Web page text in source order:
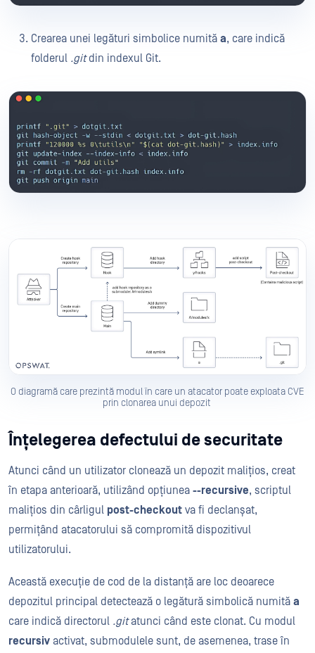
Crearea unei legături simbolice numită a, care indică
folderul .gitdin indexul Git.
O diagramă care prezintă modul în care un atacator poate exploata CVE
prin clonarea unui depozit
Înțelegerea defectului de securitate
Atunci când un utilizator clonează un depozit malițios, creat
în etapa anterioară, utilizând opțiunea --recursive, scriptul
malițios din cârligul post-checkout va fi declanșat,
permițând atacatorului să compromită dispozitivul
utilizatorului.
Această execuție de cod de la distanță are loc deoarece
depozitul principal detectează o legătură simbolică numită a
care indică directorul .gitatunci când este clonat. Cu modul
recursiv activat, submodulele sunt, de asemenea, trase în